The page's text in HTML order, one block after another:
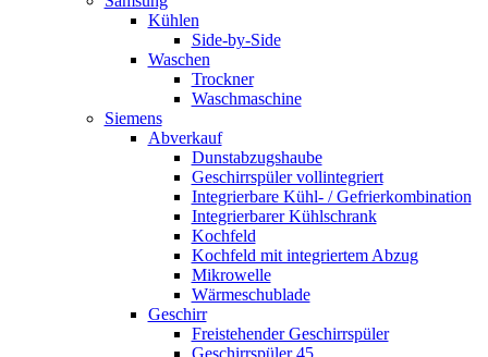
Kühlen
Side-by-Side
Waschen
Trockner
Waschmaschine
Siemens
Abverkauf
Dunstabzugshaube
Geschirrspüler vollintegriert
Integrierbare Kühl- / Gefrierkombination
Integrierbarer Kühlschrank
Kochfeld
Kochfeld mit integriertem Abzug
Mikrowelle
Wärmeschublade
Geschirr
Freistehender Geschirrspüler
Geschirrspüler 45